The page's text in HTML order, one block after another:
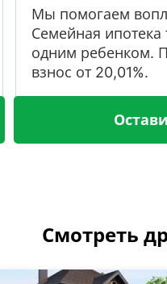
Мы помогаем
Семейная ипотека
одним ребенком.
взнос от 20,01%.
Смотреть